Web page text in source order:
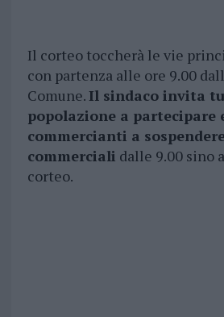
Il corteo toccherà le vie
con partenza alle ore 9.00
Comune. Il sindaco invita
popolazione a partecipare
commercianti a
commerciali dalle 9.00 sino
corteo.